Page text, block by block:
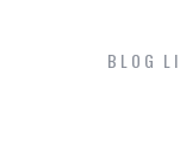
BLOG